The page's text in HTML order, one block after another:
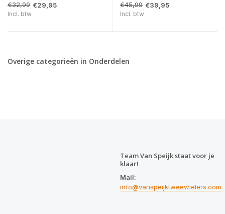
€32,99 €29,95
Incl. btw
€45,99 €39,95
Incl. btw
Overige categorieën in Onderdelen
Team Van Speijk staat voor je
klaar!
Mail:
info@vanspeijktweewielers.com